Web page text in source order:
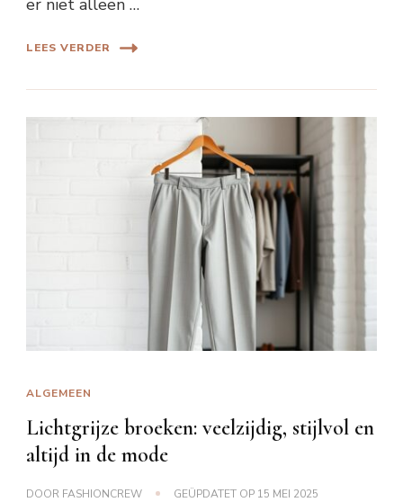
LEES VERDER
ALGEMEEN
Lichtgrijze broeken: veelzijdig, stijlvol en
altijd in de mode
DOOR FASHIONCREW GEÜPDATET OP 15 MEI 2025